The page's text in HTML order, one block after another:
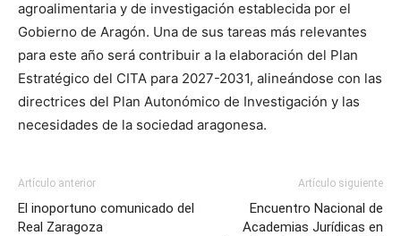
agroalimentaria y de investigación establecida por el
Gobierno de Aragón. Una de sus tareas más relevantes
para este año será contribuir a la elaboración del Plan
Estratégico del CITA para 2027-2031, alineándose con las
directrices del Plan Autonómico de Investigación y las
necesidades de la sociedad aragonesa.
Artículo anterior
El inoportuno comunicado del
Real Zaragoza
Artículo siguiente
Encuentro Nacional de
Academias Jurídicas en